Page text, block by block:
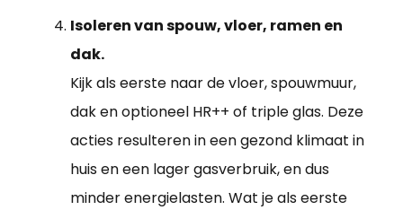
Isoleren van spouw, vloer, ramen en
dak.
Kijk als eerste naar de vloer, spouwmuur,
dak en optioneel HR++ of triple glas. Deze
acties resulteren in een gezond klimaat in
huis en een lager gasverbruik, en dus
minder energielasten. Wat je als eerste